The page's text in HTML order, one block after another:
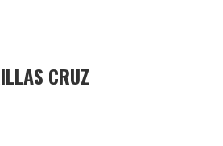
CRUZ